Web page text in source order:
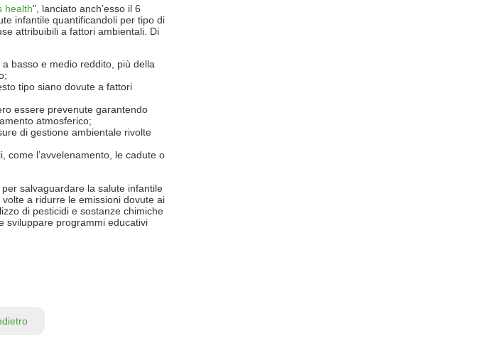
health”, lanciato anch’esso il 6
infantile quantificandoli per tipo di
attribuibili a fattori ambientali. Di
basso e medio reddito, più della
tipo siano dovute a fattori
essere prevenute garantendo
atmosferico;
di gestione ambientale rivolte
come l’avvelenamento, le cadute o
salvaguardare la salute infantile
a ridurre le emissioni dovute ai
di pesticidi e sostanze chimiche
sviluppare programmi educativi